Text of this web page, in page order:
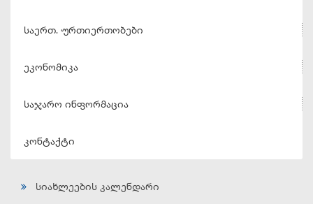
საერთ. ურთიერთობები
ეკონომიკა
საჯარო ინფორმაცია
კონტაქტი
სიახლეების კალენდარი